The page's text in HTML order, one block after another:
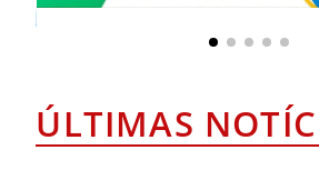
ÚLTIMAS